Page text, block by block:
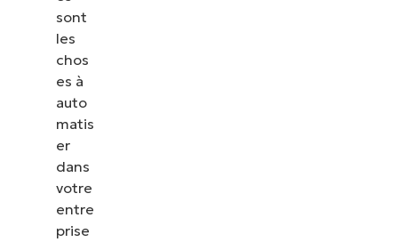
sont
les
chos
es à
auto
matis
er
dans
votre
entre
prise
les correctifs, le MDM, la gestion des tickets et